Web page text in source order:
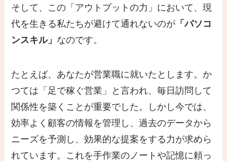
そして、この「アウトプットの力」において、現
代を生きる私たちが避けて通れないのが 「パソコ
ンスキル」 なのです。
たとえば、あなたが営業職に就いたとします。か
つては「足で稼ぐ営業」と言われ、毎日訪問して
関係性を築くことが重要でした。しかし今では、
効率よく顧客の情報を管理し、過去のデータから
ニーズを予測し、効果的な提案をする力が求めら
れています。これを手作業のノートや記憶に頼っ